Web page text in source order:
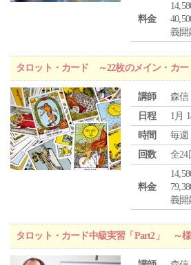
料金
義開
タロット・カード ～22枚のメイン・カー
講師
森
日程
1月
時間
毎週
回数
全24
料金
義開
タロット・カード中級実習「Part2」 ～